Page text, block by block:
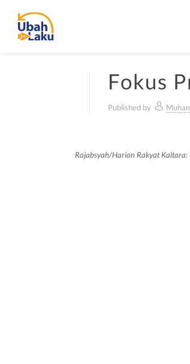
Fokus
Published by
Rajabsyah/Harian Rakyat Kaltara: